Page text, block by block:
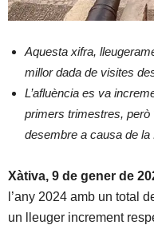
Aquesta xifra,
millor dada de visites
L’afluència es va
primers trimestres, però
desembre a causa de la
Xàtiva, 9 de gener de
l’any 2024 amb un total
un lleuger increment